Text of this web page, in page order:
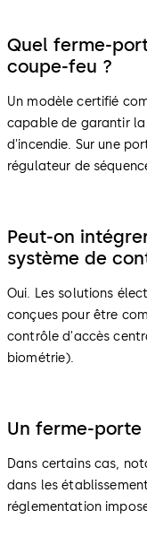
Quel ferme-
coupe-feu ?
Un modèle certifié
capable de garantir
d'incendie. Sur une
régulateur de
Peut-on
système de
Oui. Les solutions
conçues pour être
contrôle d'accès
biométrie).
Un ferme-
Dans certains cas,
dans les
réglementation